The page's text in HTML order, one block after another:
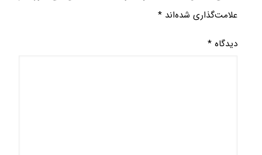
علامت‌گذاری شده‌اند *
دیدگاه*